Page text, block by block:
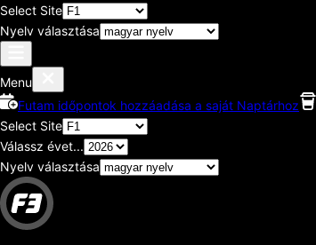
Select Site
Nyelv választása
Menu
Futam időpontok hozzáadása a saját Naptárhoz
Select Site
Válassz évet...
Nyelv választása